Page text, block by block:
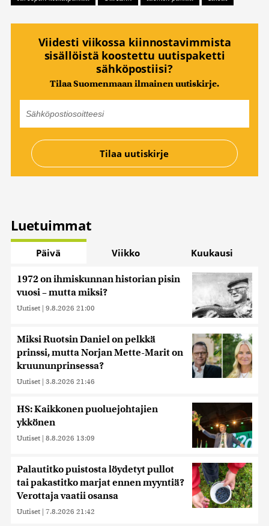
Viidesti viikossa kiinnostavimmista
sisällöistä koostettu uutispaketti
sähköpostiisi?
Tilaa Suomenmaan ilmainen uutiskirje.
Luetuimmat
Päivä Viikko Kuukausi
1972 on ihmiskunnan historian pisin
vuosi – mutta miksi?
Uutiset | 9.8.2026 21:00
Miksi Ruotsin Daniel on pelkkä
prinssi, mutta Norjan Mette-Marit on
kruununprinsessa?
Uutiset | 3.8.2026 21:46
HS: Kaikkonen puoluejohtajien
ykkönen
Uutiset | 8.8.2026 13:09
Palautitko puistosta löydetyt pullot
tai pakastitko marjat ennen myyntiä?
Verottaja vaatii osansa
Uutiset | 7.8.2026 21:42